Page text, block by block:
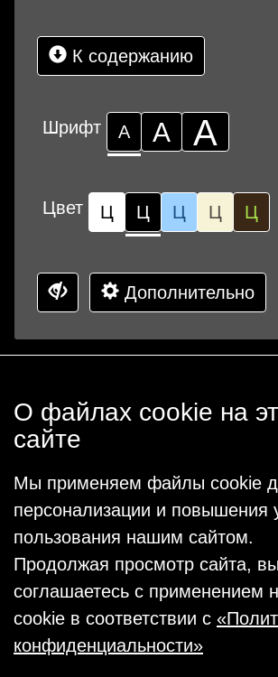
К содержанию
Шрифт А А А
Цвет Ц Ц Ц Ц Ц
Дополнительно
О файлах cookie на
сайте
Мы применяем файлы cookie
персонализации и повышения
пользования нашим сайтом.
Продолжая просмотр сайта, вы
соглашаетесь с применением
cookie в соответствии с
конфиденциальности»